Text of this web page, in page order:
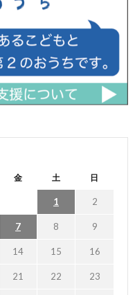
金 土 日
1 2
7 8 9
14 15 16
21 22 23